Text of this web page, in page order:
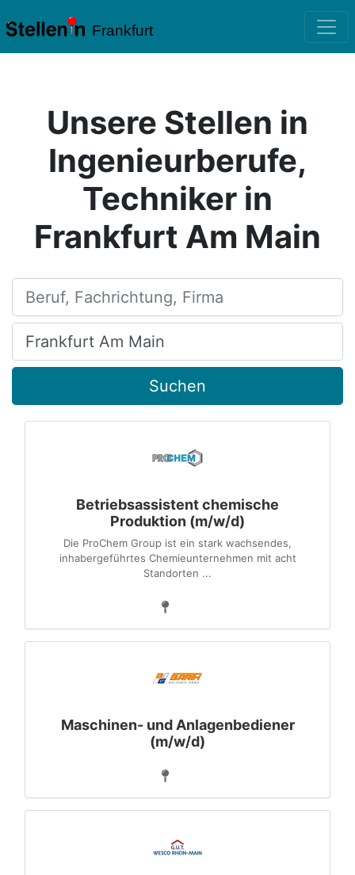
Frankfurt
Unsere Stellen in
Ingenieurberufe,
Techniker in
Frankfurt Am Main
Beruf, Fachrichtung, Firma
Ort, Stadt
Suchen
Betriebsassistent chemische
Produktion (m/w/d)
Die ProChem Group ist ein stark wachsendes,
inhabergeführtes Chemieunternehmen mit acht
Standorten ...
Maschinen- und Anlagenbediener
(m/w/d)